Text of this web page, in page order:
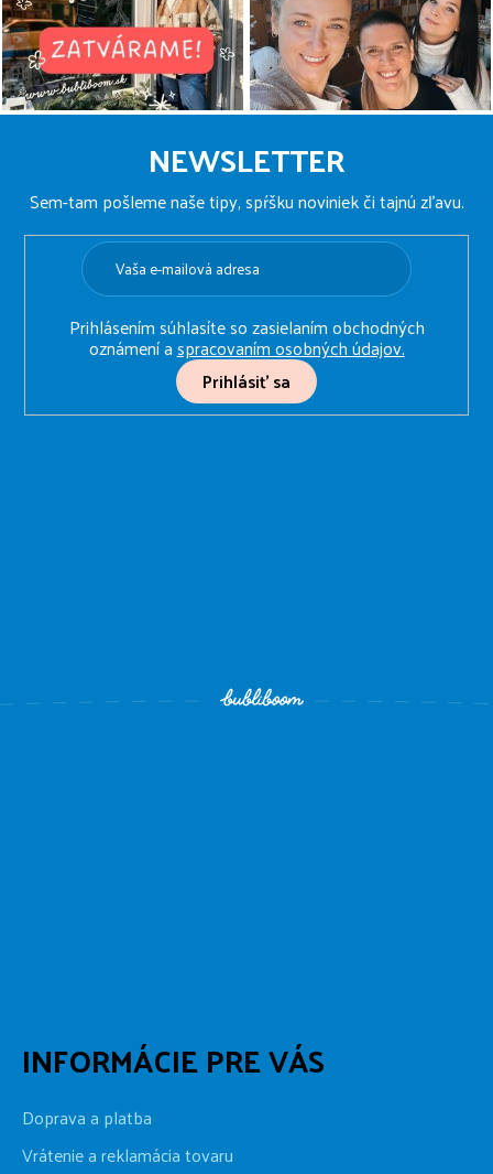
Z
NEWSLETTER
Sem-tam pošleme naše tipy, spŕšku noviniek či tajnú zľavu.
Prihlásením súhlasíte so zasielaním obchodných
oznámení aspracovaním osobných údajov.
Prihlásiť sa
INFORMÁCIE PRE VÁS
Doprava a platba
Vrátenie a reklamácia tovaru